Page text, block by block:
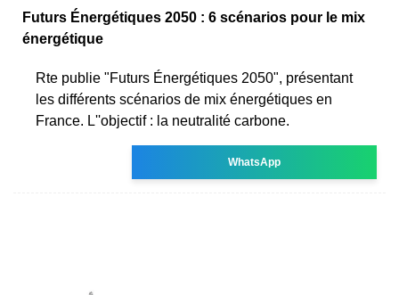
Futurs Énergétiques 2050 : 6 scénarios pour le mix
énergétique
Rte publie "Futurs Énergétiques 2050", présentant
les différents scénarios de mix énergétiques en
France. L''objectif : la neutralité carbone.
WhatsApp